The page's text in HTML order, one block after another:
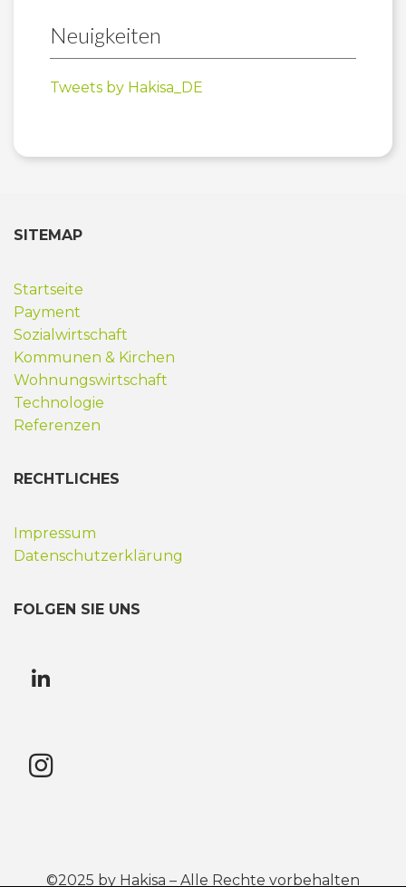
Neuigkeiten
Tweets by Hakisa_DE
SITEMAP
Startseite
Payment
Sozialwirtschaft
Kommunen & Kirchen
Wohnungswirtschaft
Technologie
Referenzen
RECHTLICHES
Impressum
Datenschutzerklärung
FOLGEN SIE UNS
©2025 by Hakisa – Alle Rechte vorbehalten